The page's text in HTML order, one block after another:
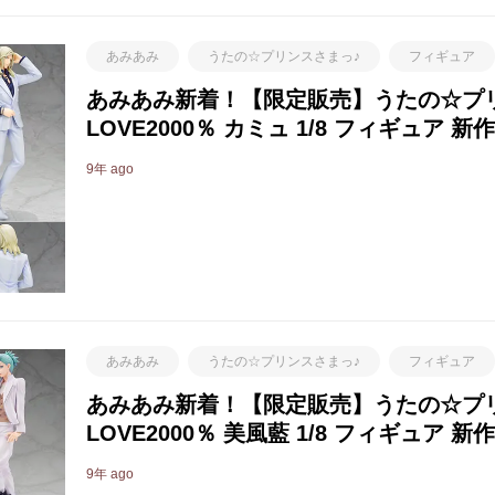
あみあみ うたの☆プリンスさまっ♪ フィギュア
あみあみ新着！【限定販売】うたの☆プ
LOVE2000％ カミュ 1/8 フィギュア 新
9年 ago
あみあみ うたの☆プリンスさまっ♪ フィギュア
あみあみ新着！【限定販売】うたの☆プ
LOVE2000％ 美風藍 1/8 フィギュア 新
9年 ago